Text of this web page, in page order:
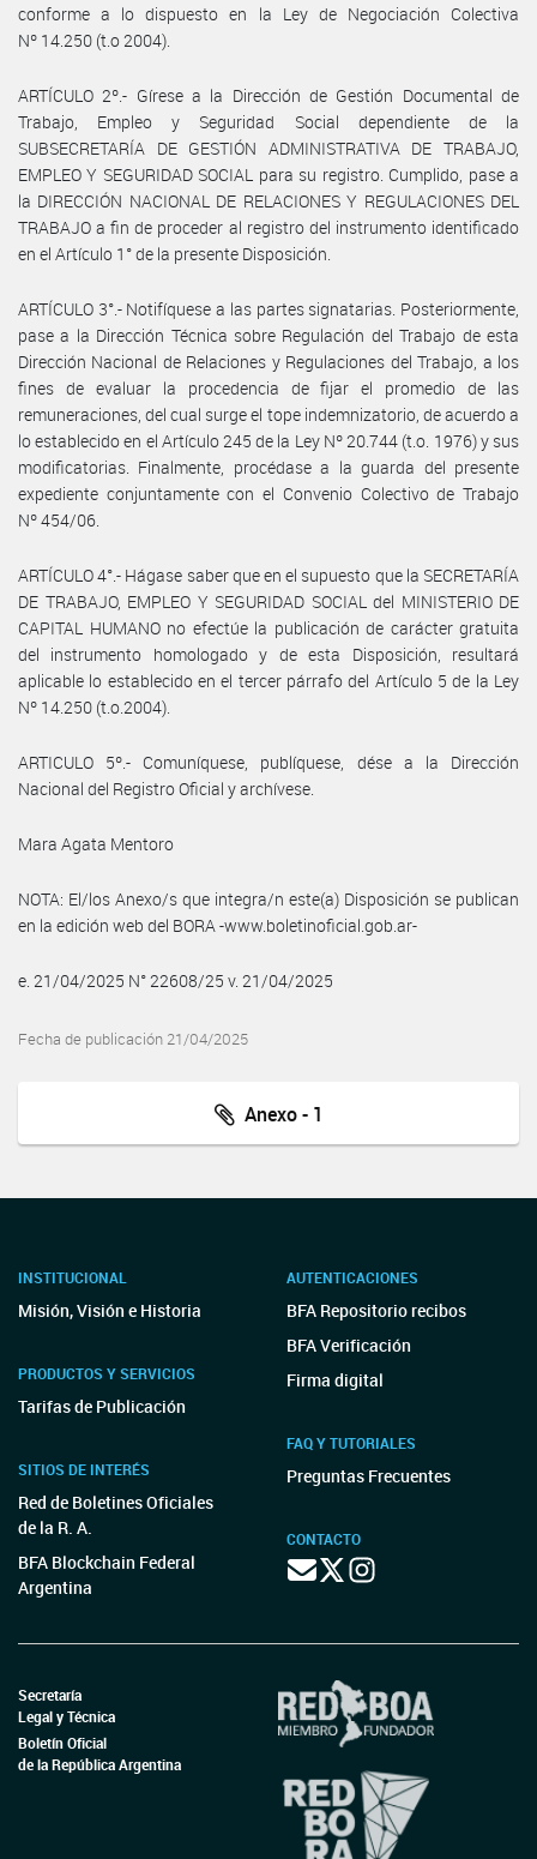
conforme a lo dispuesto en la Ley de Negociación Colectiva
Nº 14.250 (t.o 2004).
ARTÍCULO 2º.- Gírese a la Dirección de Gestión Documental de
Trabajo, Empleo y Seguridad Social dependiente de la
SUBSECRETARÍA DE GESTIÓN ADMINISTRATIVA DE TRABAJO,
EMPLEO Y SEGURIDAD SOCIAL para su registro. Cumplido, pase a
la DIRECCIÓN NACIONAL DE RELACIONES Y REGULACIONES DEL
TRABAJO a fin de proceder al registro del instrumento identificado
en el Artículo 1° de la presente Disposición.
ARTÍCULO 3°.- Notifíquese a las partes signatarias. Posteriormente,
pase a la Dirección Técnica sobre Regulación del Trabajo de esta
Dirección Nacional de Relaciones y Regulaciones del Trabajo, a los
fines de evaluar la procedencia de fijar el promedio de las
remuneraciones, del cual surge el tope indemnizatorio, de acuerdo a
lo establecido en el Artículo 245 de la Ley Nº 20.744 (t.o. 1976) y sus
modificatorias. Finalmente, procédase a la guarda del presente
expediente conjuntamente con el Convenio Colectivo de Trabajo
Nº 454/06.
ARTÍCULO 4°.- Hágase saber que en el supuesto que la SECRETARÍA
DE TRABAJO, EMPLEO Y SEGURIDAD SOCIAL del MINISTERIO DE
CAPITAL HUMANO no efectúe la publicación de carácter gratuita
del instrumento homologado y de esta Disposición, resultará
aplicable lo establecido en el tercer párrafo del Artículo 5 de la Ley
Nº 14.250 (t.o.2004).
ARTICULO 5º.- Comuníquese, publíquese, dése a la Dirección
Nacional del Registro Oficial y archívese.
Mara Agata Mentoro
NOTA: El/los Anexo/s que integra/n este(a) Disposición se publican
en la edición web del BORA -www.boletinoficial.gob.ar-
e. 21/04/2025 N° 22608/25 v. 21/04/2025
Fecha de publicación 21/04/2025
Anexo - 1
INSTITUCIONAL
Misión, Visión e Historia
PRODUCTOS Y SERVICIOS
Tarifas de Publicación
SITIOS DE INTERÉS
Red de Boletines Oficiales
de la R. A.
BFA Blockchain Federal
Argentina
AUTENTICACIONES
BFA Repositorio recibos
BFA Verificación
Firma digital
FAQ Y TUTORIALES
Preguntas Frecuentes
CONTACTO
Secretaría
Legal y Técnica
Boletín Oficial
de la República Argentina